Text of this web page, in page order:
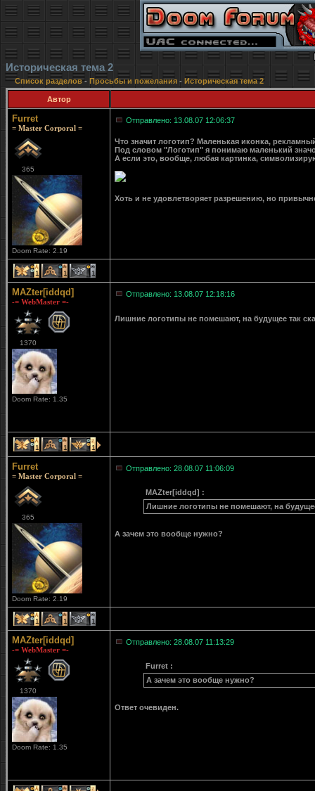
Историческая тема 2
Список разделов- Просьбы и пожелания - Историческая тема 2
Автор
Furret
= Master Corporal =
365
Doom Rate: 2.19
Отправлено: 13.08.07 12:06:37
Что значит логотип? Маленькая иконка,
Под словом "Логотип" я понимаю маленький
А если это, вообще, любая картинка,
Хоть и не удовлетворяет разрешению, но
1 1 1
MAZter[iddqd]
-= WebMaster =-
1370
Doom Rate: 1.35
Отправлено: 13.08.07 12:18:16
Лишние логотипы не помешают, на будущее так
1 1 1
Furret
= Master Corporal =
365
Doom Rate: 2.19
Отправлено: 28.08.07 11:06:09
MAZter[iddqd] :
Лишние логотипы не помешают, на будущее
А зачем это вообще нужно?
1 1 1
MAZter[iddqd]
-= WebMaster =-
1370
Doom Rate: 1.35
Отправлено: 28.08.07 11:13:29
Furret :
А зачем это вообще нужно?
Ответ очевиден.